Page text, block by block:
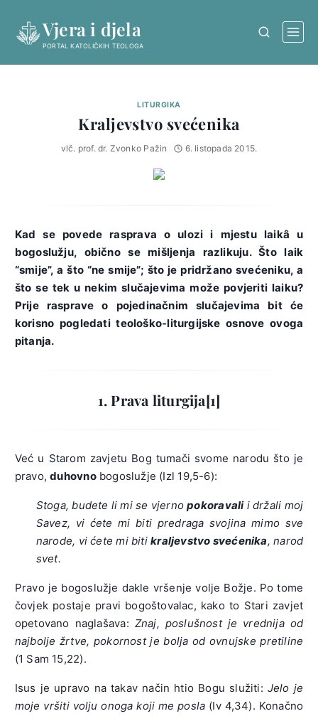
content
Vjera i djela
PORTAL KATOLIČKIH TEOLOGA
LITURGIKA
Kraljevstvo svećenika
vlč. prof. dr. Zvonko Pažin 6. listopada 2015.
Kad se povede rasprava o ulozi i mjestu laikâ u
bogoslužju, obično se mišljenja razlikuju. Što laik
“smije”, a što “ne smije”; što je pridržano svećeniku, a
što se tek u nekim slučajevima može povjeriti laiku?
Prije rasprave o pojedinačnim slučajevima bit će
korisno pogledati teološko-liturgijske osnove ovoga
pitanja.
1. Prava liturgija[1]
Već u Starom zavjetu Bog tumači svome narodu što je
pravo,duhovnobogoslužje (Izl 19,5-6):
Stoga, budete li mi se vjernopokoravali i držali moj
Savez, vi ćete mi biti predraga svojina mimo sve
narode, vi ćete mi bitikraljevstvo svećenika, narod
svet.
Pravo je bogoslužje dakle vršenje volje Božje. Po tome
čovjek postaje pravi bogoštovalac, kako to Stari zavjet
opetovano naglašava: Znaj, poslušnost je vrednija od
najbolje žrtve, pokornost je bolja od ovnujske pretiline
(1 Sam 15,22).
Isus je upravo na takav način htio Bogu služiti: Jelo je
moje vršiti volju onoga koji me posla (Iv 4,34). Konačno